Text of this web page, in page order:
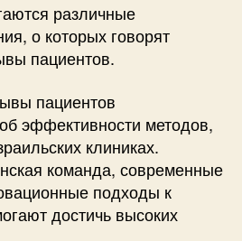
различные
о которых говорят
пациентов.
пациентов
эффективности методов,
клиниках.
команда, современные
подходы к
достичь высоких